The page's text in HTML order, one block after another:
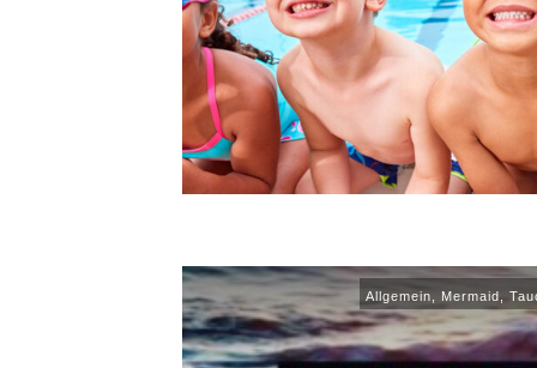
Allgemein Mermaid